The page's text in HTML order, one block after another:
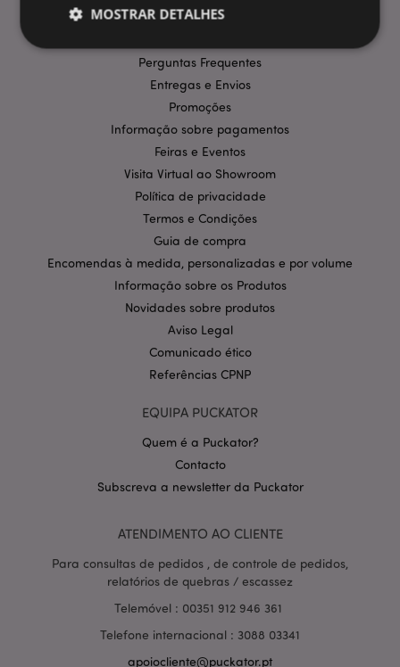
Perguntas Frequentes
Entregas e Envios
Promoções
Informação sobre pagamentos
Feiras e Eventos
Visita Virtual ao Showroom
Política de privacidade
Termos e Condições
Guia de compra
Encomendas à medida, personalizadas e por volume
Informação sobre os Produtos
Novidades sobre produtos
Aviso Legal
Comunicado ético
Referências CPNP
EQUIPA PUCKATOR
Quem é a Puckator?
Contacto
Subscreva a newsletter da Puckator
ATENDIMENTO AO CLIENTE
Para consultas de pedidos , de controle de pedidos,
relatórios de quebras / escassez
Telemóvel : 00351 912 946 361
Telefone internacional : 3088 03341
apoiocliente@puckator.pt
MOSTRAR DETALHES
Estritamente necessários
Desempenho
Segmentação
Funcionalidade
funcionalidades centrais do website, tais como login
de utilizador e gestão de conta. O sítio web não
estritamente necessários.
CookieScriptConsent
CookieScript
mage-cache-storage-section-
invalidation
www.puckator.pt
PHPSESSID
PHP.net